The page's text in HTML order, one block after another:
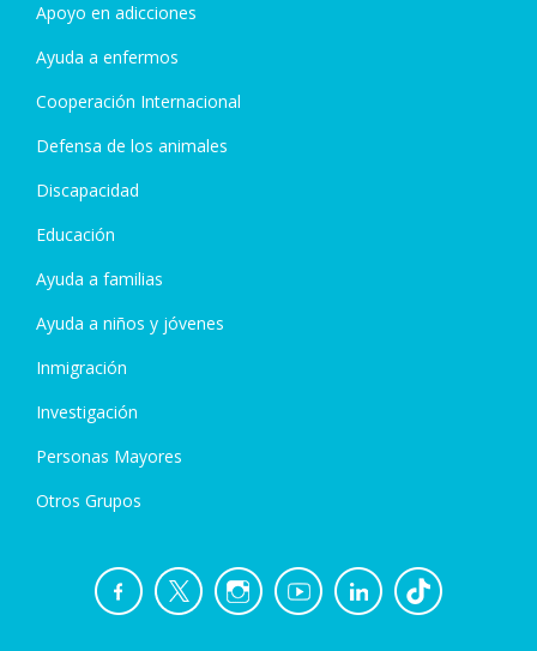
Apoyo en adicciones
Ayuda a enfermos
Cooperación Internacional
Defensa de los animales
Discapacidad
Educación
Ayuda a familias
Ayuda a niños y jóvenes
Inmigración
Investigación
Personas Mayores
Otros Grupos